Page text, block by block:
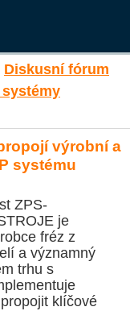
Diskusní fórum
systémy
výrobní a
systému
ZPS-
je
fréz z
a významný
trhu s
klíčové